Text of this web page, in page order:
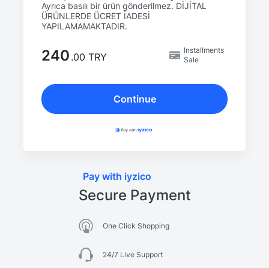
Ayrıca basılı bir ürün gönderilmez. DİJİTAL
ÜRÜNLERDE ÜCRET İADESİ
YAPILAMAMAKTADIR.
240 .00 TRY
Installments
Sale
Continue
Pay with iyzico
Secure Payment
One Click Shopping
24/7 Live Support